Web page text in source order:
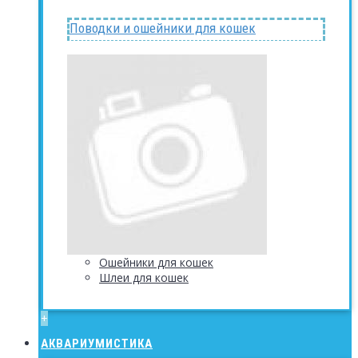
Поводки и ошейники для кошек
Ошейники для кошек
Шлеи для кошек
+
АКВАРИУМИСТИКА